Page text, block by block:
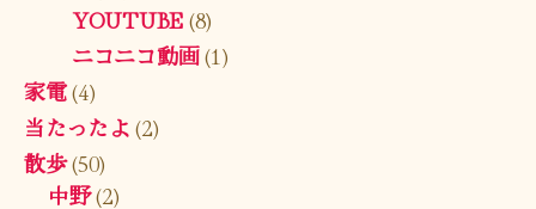
YOUTUBE(8)
ニコニコ動画(1)
家電(4)
当たったよ(2)
散歩(50)
中野(2)